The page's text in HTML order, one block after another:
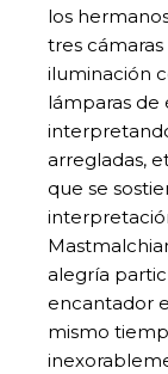
los
tres
iluminación
lámparas de
arregladas,
que se
alegría
encantador
mismo